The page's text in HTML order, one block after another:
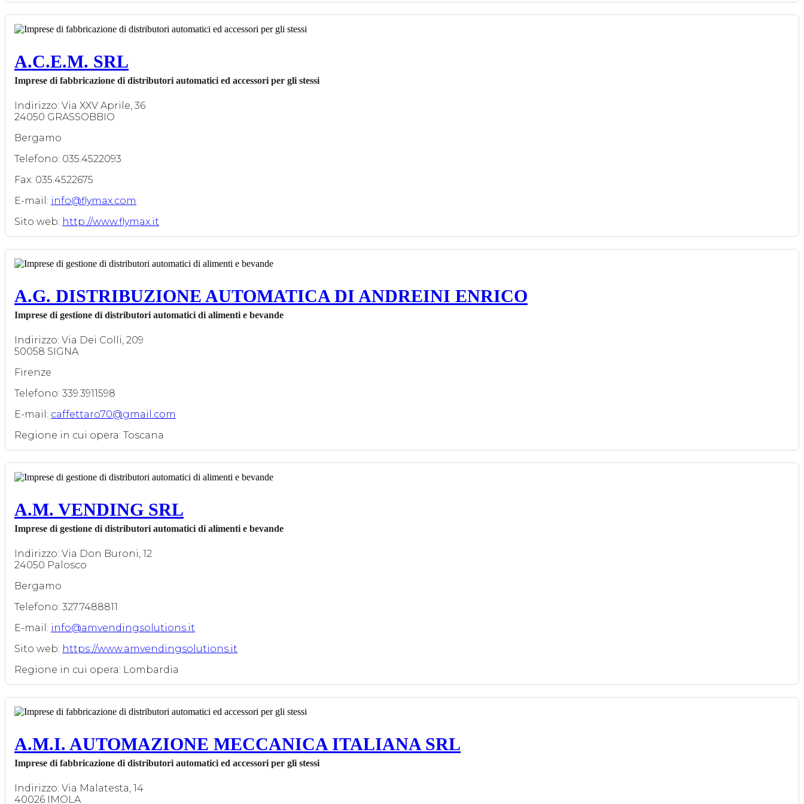
A.C.E.M. SRL
Imprese di fabbricazione di distributori automatici ed accessori per gli stessi
Indirizzo: Via XXV Aprile, 36
24050 GRASSOBBIO
Bergamo
Telefono: 035.4522093
Fax: 035.4522675
E-mail: info@flymax.com
Sito web: http://www.flymax.it
A.G. DISTRIBUZIONE AUTOMATICA DI ANDREINI ENRICO
Imprese di gestione di distributori automatici di alimenti e bevande
Indirizzo: Via Dei Colli, 209
50058 SIGNA
Firenze
Telefono: 339.3911598
E-mail: caffettaro70@gmail.com
Regione in cui opera: Toscana
A.M. VENDING SRL
Imprese di gestione di distributori automatici di alimenti e bevande
Indirizzo: Via Don Buroni, 12
24050 Palosco
Bergamo
Telefono: 327.7488811
E-mail: info@amvendingsolutions.it
Sito web: https://www.amvendingsolutions.it
Regione in cui opera: Lombardia
A.M.I. AUTOMAZIONE MECCANICA ITALIANA SRL
Imprese di fabbricazione di distributori automatici ed accessori per gli stessi
Indirizzo: Via Malatesta, 14
40026 IMOLA